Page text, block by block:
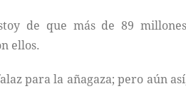
de que más de 89
ellos.
para la añagaza; pero aún